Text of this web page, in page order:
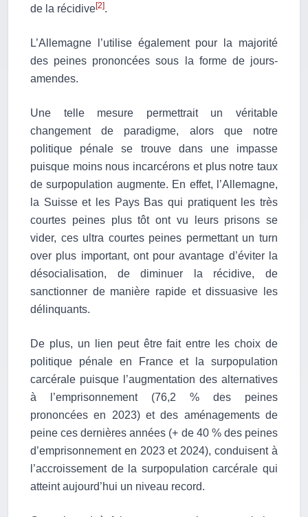
de la récidive[2].
L’Allemagne l’utilise également pour la majorité
des peines prononcées sous la forme de jours-
amendes.
Une telle mesure permettrait un véritable
changement de paradigme, alors que notre
politique pénale se trouve dans une impasse
puisque moins nous incarcérons et plus notre taux
de surpopulation augmente. En effet, l’Allemagne,
la Suisse et les Pays Bas qui pratiquent les très
courtes peines plus tôt ont vu leurs prisons se
vider, ces ultra courtes peines permettant un turn
over plus important, ont pour avantage d’éviter la
désocialisation, de diminuer la récidive, de
sanctionner de manière rapide et dissuasive les
délinquants.
De plus, un lien peut être fait entre les choix de
politique pénale en France et la surpopulation
carcérale puisque l’augmentation des alternatives
à l’emprisonnement (76,2 % des peines
prononcées en 2023) et des aménagements de
peine ces dernières années (+ de 40 % des peines
d’emprisonnement en 2023 et 2024), conduisent à
l’accroissement de la surpopulation carcérale qui
atteint aujourd’hui un niveau record.